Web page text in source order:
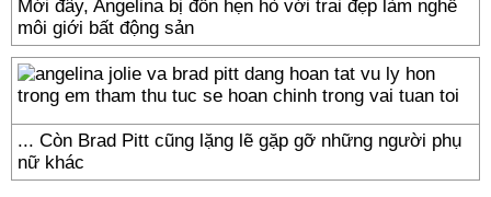
Mới đây, Angelina bị đồn hẹn hò với trai đẹp làm nghề
môi giới bất động sản
... Còn Brad Pitt cũng lặng lẽ gặp gỡ những người phụ
nữ khác